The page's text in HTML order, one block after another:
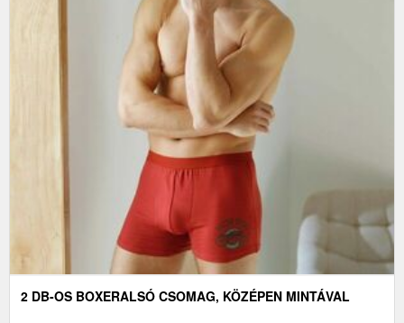
2 DB-OS BOXERALSÓ CSOMAG, KÖZÉPEN MINTÁVAL